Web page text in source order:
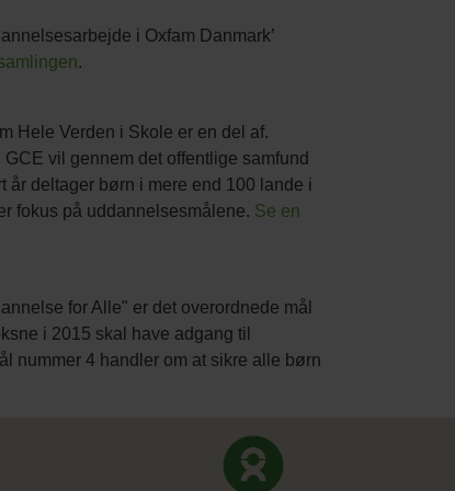
i Oxfam Danmark’
.
Hele Verden i Skole er en del af.
vil gennem det offentlige samfund
år deltager børn i mere end 100 lande i
fokus på uddannelsesmålene. Se en
for Alle" er det overordnede mål
i 2015 skal have adgang til
nummer 4 handler om at sikre alle børn